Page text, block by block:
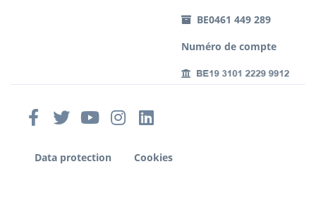
BE0461 449 289
Numéro de compte
Data protection Cookies